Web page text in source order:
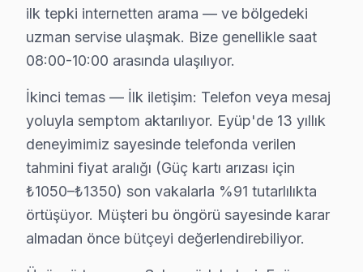
Unutulmamalıdır ki, Sanyo televizyon'nizde
Eyüp Sanyo servis - TV Tamiri
Eyüp'da Sanyo televizyon garanti durumu kontrolü —
Bağımsız servis avantajı: daha hızlı randevu, daha
Fabrika Servis 2009'dan beri Eyüp'da — Eyüp Sultan
Neden Eyüp'de Sanyo teknik desteği Tercih
Eyüp Sanyo TV Ekran Anakart Profesyonel Servis ve Tamir
Eyüp'da Sanyo akıllı TV'niz bozulduğunda aklınıza
• Eyüp'de 25+ sertifikalı teknisyen Sanyo LED TV
ilk tepki internetten arama — ve bölgedeki
uzman servise ulaşmak. Bize genellikle saat
08:00-10:00 arasında ulaşılıyor.
İkinci temas — İlk iletişim: Telefon veya mesaj
yoluyla semptom aktarılıyor. Eyüp'de 13 yıllık
deneyimimiz sayesinde telefonda verilen
tahmini fiyat aralığı (Güç kartı arızası için
₺1050–₺1350) son vakalarla %91 tutarlılıkta
örtüşüyor. Müşteri bu öngörü sayesinde karar
almadan önce bütçeyi değerlendirebiliyor.